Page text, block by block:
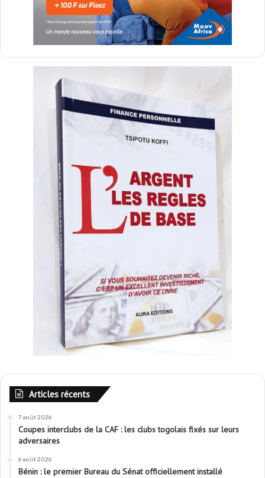
Articles récents
7 août 2026
Coupes interclubs de la CAF : les clubs togolais fixés sur leurs
adversaires
6 août 2026
Bénin : le premier Bureau du Sénat officiellement installé